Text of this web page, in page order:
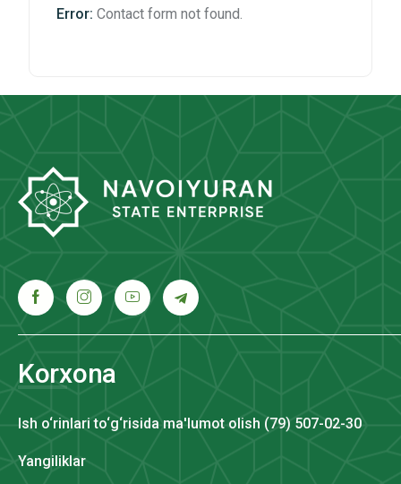
Error: Contact form not found.
Korxona
Ish o‘rinlari to‘g‘risida ma'lumot olish (79) 507-02-30
Yangiliklar